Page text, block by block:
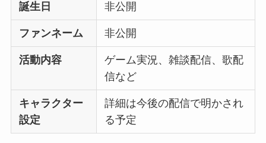
誕生日 非公開
ファンネーム 非公開
活動内容
ゲーム実況、雑談配信、歌配
信など
キャラクター
設定
詳細は今後の配信で明かされ
る予定